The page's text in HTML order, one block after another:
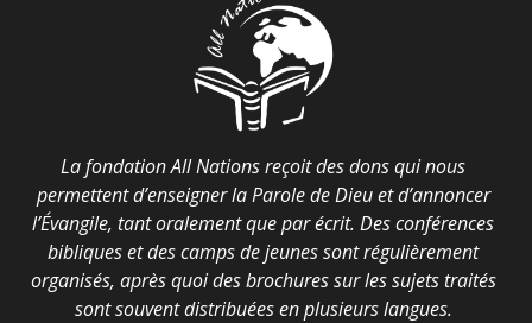
La fondation All Nations reçoit des dons qui nous
permettent d’enseigner la Parole de Dieu et d’annoncer
l’Évangile, tant oralement que par écrit. Des conférences
bibliques et des camps de jeunes sont régulièrement
organisés, après quoi des brochures sur les sujets traités
sont souvent distribuées en plusieurs langues.